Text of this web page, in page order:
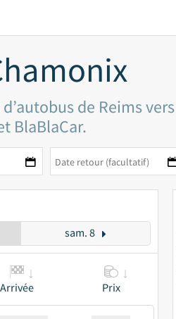
de Reims
BlaBlaCar.
sam. 8
Arrivée Prix